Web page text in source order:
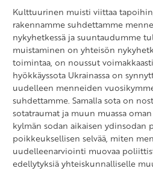
Kulttuurinen muisti viittaa
rakennamme suhdettamme
nykyhetkessä ja suuntaudumme
muistaminen on yhteisön
toimintaa, on noussut
hyökkäyssota Ukrainassa on
uudelleen menneiden
suhdettamme. Samalla sota on
sotatraumat ja muun muassa
kylmän sodan aikaisen ydinsodan
poikkeuksellisen selvää, miten
uudelleenarviointi muovaa
edellytyksiä yhteiskunnalliselle